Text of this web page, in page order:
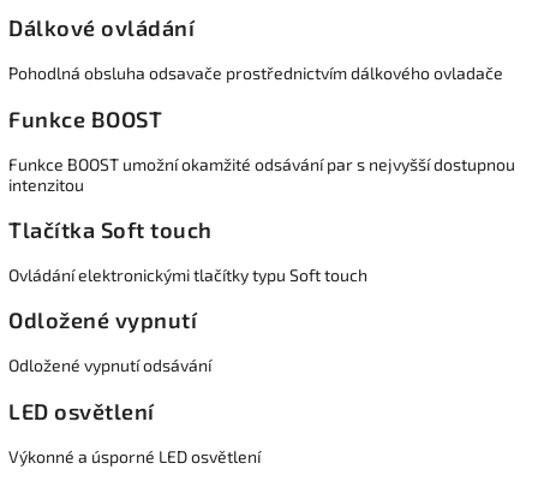
Dálkové ovládání
Pohodlná obsluha odsavače prostřednictvím dálkového ovladače
Funkce BOOST
Funkce BOOST umožní okamžité odsávání par s nejvyšší dostupnou
intenzitou
Tlačítka Soft touch
Ovládání elektronickými tlačítky typu Soft touch
Odložené vypnutí
Odložené vypnutí odsávání
LED osvětlení
Výkonné a úsporné LED osvětlení